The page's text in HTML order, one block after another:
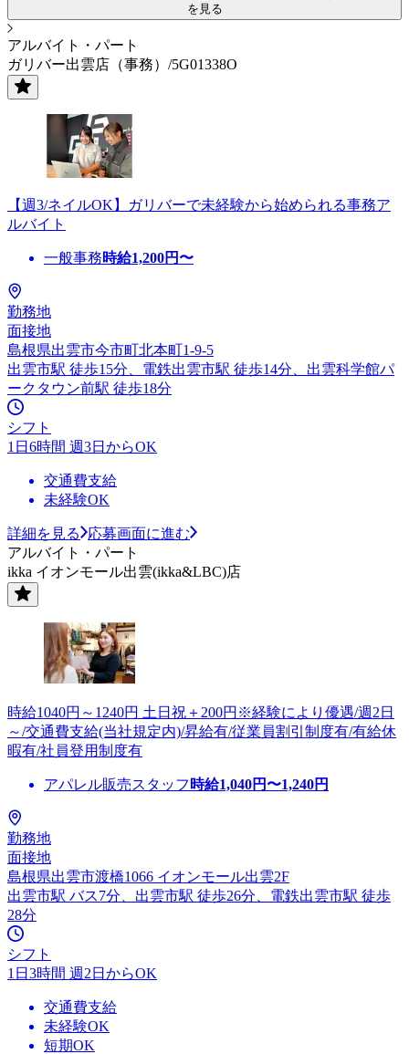
を見る
アルバイト・パート
ガリバー出雲店（事務）/5G01338O
【週3/ネイルOK】ガリバーで未経験から始められる事務ア
ルバイト
一般事務時給1,200円〜
勤務地
面接地
島根県出雲市今市町北本町1-9-5
出雲市駅 徒歩15分、電鉄出雲市駅 徒歩14分、出雲科学館パ
ークタウン前駅 徒歩18分
シフト
1日6時間 週3日からOK
交通費支給
未経験OK
詳細を見る
応募画面に進む
アルバイト・パート
ikka イオンモール出雲(ikka&LBC)店
時給1040円～1240円 土日祝＋200円※経験により優遇/週2日
～/交通費支給(当社規定内)/昇給有/従業員割引制度有/有給休
暇有/社員登用制度有
アパレル販売スタッフ 時給1,040円〜1,240円
勤務地
面接地
島根県出雲市渡橋1066 イオンモール出雲2F
出雲市駅 バス7分、出雲市駅 徒歩26分、電鉄出雲市駅 徒歩
28分
シフト
1日3時間 週2日からOK
交通費支給
未経験OK
短期OK